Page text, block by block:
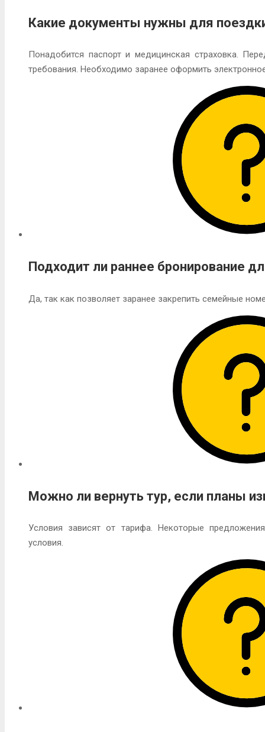
Какие документы нужны для
Понадобится паспорт и медицинская страховка.
требования. Необходимо заранее оформить
Подходит ли раннее бронирование
Да, так как позволяет заранее закрепить семейные
Можно ли вернуть тур, если планы
Условия зависят от тарифа. Некоторые
условия.